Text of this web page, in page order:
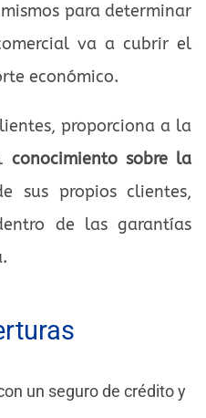
para determinar
va a cubrir el
económico.
proporciona a la
conocimiento sobre la
sus propios clientes,
de las garantías
un seguro de crédito y